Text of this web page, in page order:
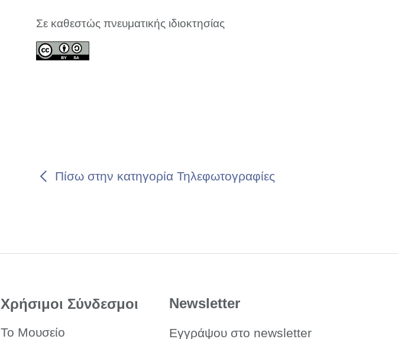
Πίσω στην κατηγορία Τηλεφωτογραφίες
Σε καθεστώς πνευματικής ιδιοκτησίας
Χρήσιμοι Σύνδεσμοι
Το Μουσείο
Newsletter
Εγγράψου στο newsletter